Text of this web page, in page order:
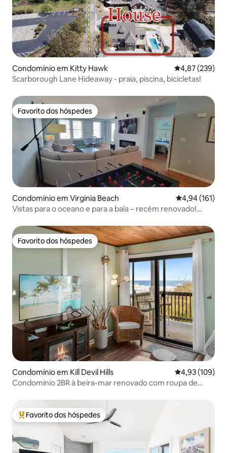
Condomínio em Kitty Hawk Classificação
4,87 (239)
Scarborough Lane Hideaway - praia, piscina, bicicletas!
Favorito dos hóspedes
Favorito dos hóspedes
Condomínio em Virginia Beach Classificação
4,94 (161)
Vistas para o oceano e para a baía – recém renovado!
Favorito dos hóspedes
Favorito dos hóspedes
Condomínio em Kill Devil Hills Classificação
4,93 (109)
Condomínio 2BR à beira-mar renovado com roupa de
Favoritos dos hóspedes mais apreciados
Favorito dos hóspedes